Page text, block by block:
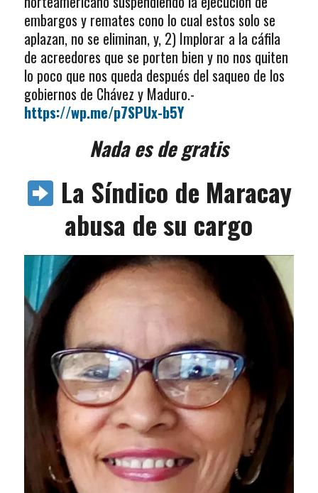
embargos y remates cono lo cual estos solo se
aplazan, no se eliminan, y, 2) Implorar a la cáfila
de acreedores que se porten bien y no nos quiten
lo poco que nos queda después del saqueo de los
gobiernos de Chávez y Maduro.-
https://wp.me/p7SPUx-b5Y
Nada es de gratis
La Síndico de Maracay
abusa de su cargo